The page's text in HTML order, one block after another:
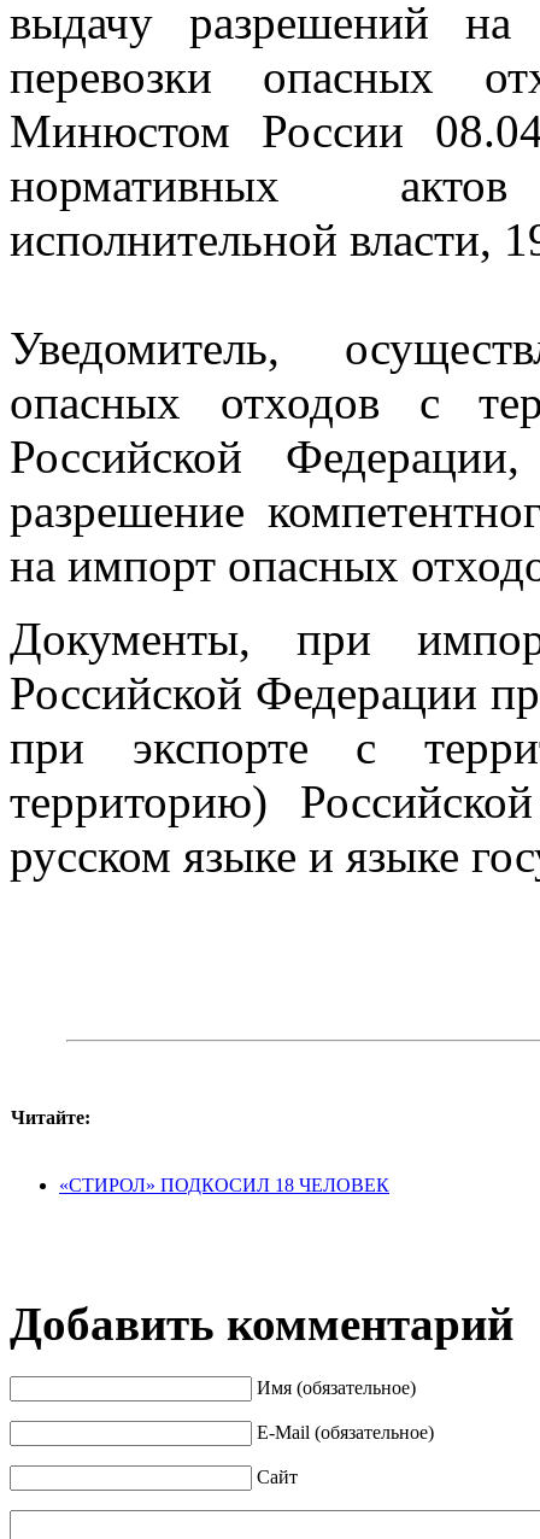
выдачу разрешений на
перевозки опасных
Минюстом России
нормативных
исполнительной власти,
Уведомитель,
опасных отходов с
Российской Федерации,
разрешение
на импорт опасных
Документы, при
Российской Федерации
при экспорте с
территорию)
русском языке и языке
Читайте:
«СТИРОЛ» ПОДКОСИЛ 18 ЧЕЛОВЕК
Добавить комментарий
Имя (обязательное)
E-Mail (обязательное)
Сайт